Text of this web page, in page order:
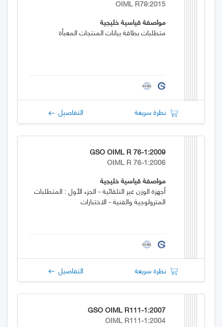
OIML R79:2015
مواصفة قياسية خليجية
متطلبات بطاقة بيانات المنتجات المعبأة
نظرة سريعة التفاصيل
GSO OIML R 76-1:2009
OIML R 76-1:2006
مواصفة قياسية خليجية
أجهزة الوزن غير التلقائية - الجزء الأول : المتطلبات
المترولوجية والفنية - الاختبارات
نظرة سريعة التفاصيل
GSO OIML R111-1:2007
OIML R111-1:2004